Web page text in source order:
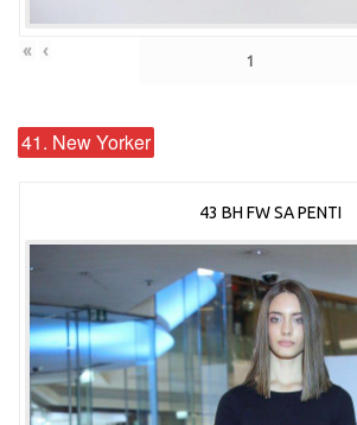
« ‹
41. New Yorker
43 BH FW SA PENTI